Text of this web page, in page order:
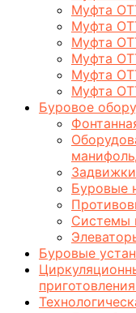
Муфта
Муфта
Муфта
Муфта
Муфта
Муфта
Буровое
Буровые
Системы
Буровые